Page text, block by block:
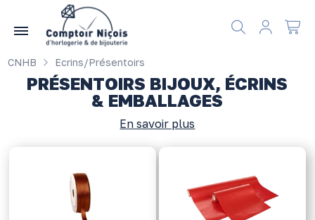
CNHB Ecrins/Présentoirs
PRÉSENTOIRS BIJOUX, ÉCRINS
& EMBALLAGES
En savoir plus
Gérer les préférences en matière de cookies